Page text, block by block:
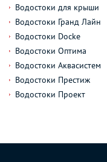
Водостоки для крыши
Водостоки Гранд Лайн
Водостоки Docke
Водостоки Оптима
Водостоки Аквасистем
Водостоки Престиж
Водостоки Проект